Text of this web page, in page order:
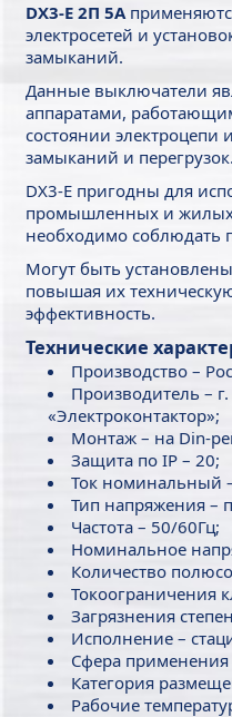
DX3-Е 2П 5А
электросетей и
замыканий.
Данные выключатели
аппаратами,
состоянии электроцепи
замыканий и перегрузок.
DX3-Е пригодны для
промышленных и
необходимо соблюдать
Могут быть
повышая их
эффективность.
Технические
Производство –
Производитель –
«Электроконтактор»;
Монтаж – на Din-
Защита по IP – 20;
Ток номинальный
Тип напряжения –
Частота – 50/60Гц;
Номинальное
Количество
Токоограничения
Загрязнения
Исполнение –
Сфера
Категория
Рабочие